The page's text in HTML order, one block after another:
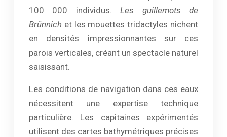
100 000 individus.Les guillemots de
Brünnich et les mouettes tridactyles nichent
en densités impressionnantes sur ces
parois verticales, créant un spectacle naturel
saisissant.
Les conditions de navigation dans ces eaux
nécessitent une expertise technique
particulière. Les capitaines expérimentés
utilisent des cartes bathymétriques précises